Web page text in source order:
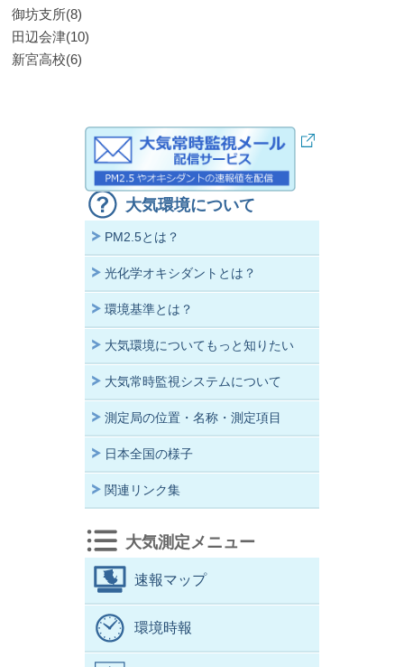
御坊支所(8)
田辺会津(10)
新宮高校(6)
大気環境について
PM2.5とは？
光化学オキシダントとは？
環境基準とは？
大気環境についてもっと知りたい
大気常時監視システムについて
測定局の位置・名称・測定項目
日本全国の様子
関連リンク集
大気測定メニュー
速報マップ
環境時報